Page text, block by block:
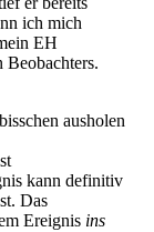
ich mich
EH
Beobachters.
ausholen
kann definitiv
Das
Ereignis ins